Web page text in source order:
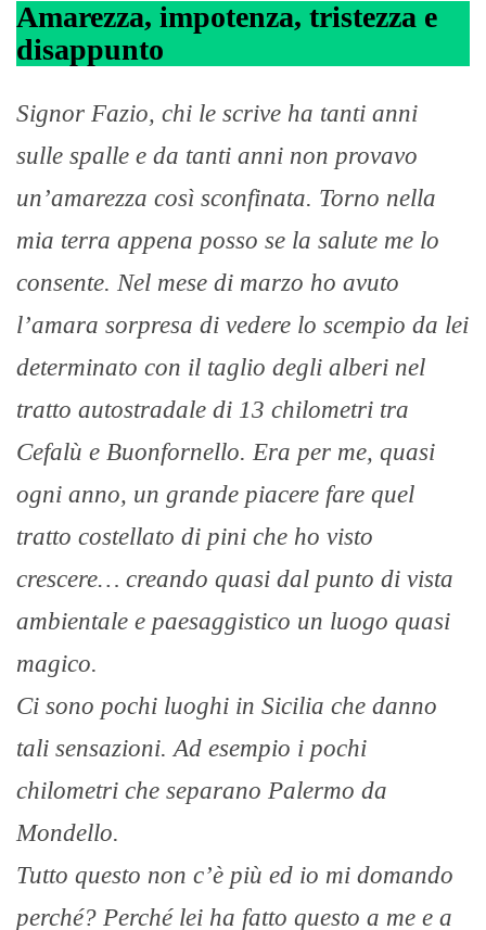
Amarezza, impotenza, tristezza e
disappunto
Signor Fazio, chi le scrive ha tanti anni
sulle spalle e da tanti anni non provavo
un’amarezza così sconfinata. Torno nella
mia terra appena posso se la salute me lo
consente. Nel mese di marzo ho avuto
l’amara sorpresa di vedere lo scempio da lei
determinato con il taglio degli alberi nel
tratto autostradale di 13 chilometri tra
Cefalù e Buonfornello. Era per me, quasi
ogni anno, un grande piacere fare quel
tratto costellato di pini che ho visto
crescere… creando quasi dal punto di vista
ambientale e paesaggistico un luogo quasi
magico.
Ci sono pochi luoghi in Sicilia che danno
tali sensazioni. Ad esempio i pochi
chilometri che separano Palermo da
Mondello.
Tutto questo non c’è più ed io mi domando
perché? Perché lei ha fatto questo a me e a